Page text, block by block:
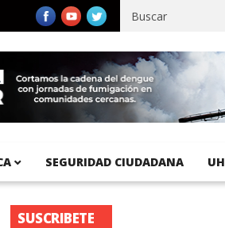
Pacífico registra 92 % de avance en
SEGURIDAD CIUDADANA
SUSCRIBETE